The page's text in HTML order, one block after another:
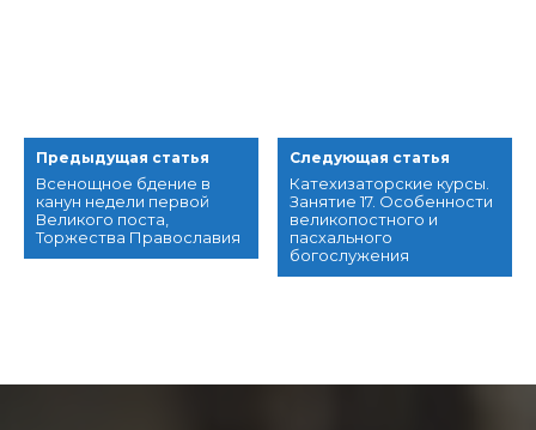
Предыдущая статья
Всенощное бдение в
канун недели первой
Великого поста,
Торжества Православия
Следующая статья
Катехизаторские курсы.
Занятие 17. Особенности
великопостного и
пасхального
богослужения